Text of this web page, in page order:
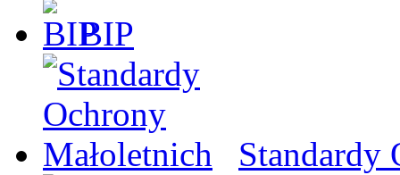
BIP
Standardy